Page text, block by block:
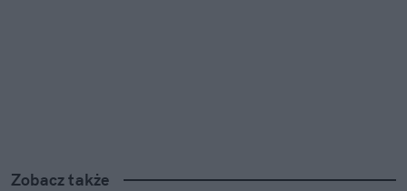
Zobacz także